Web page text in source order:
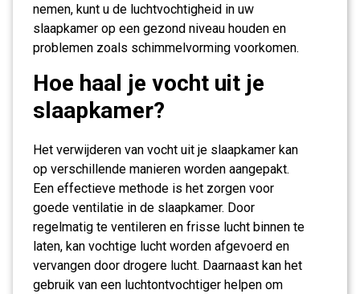
nemen, kunt u de luchtvochtigheid in uw
slaapkamer op een gezond niveau houden en
problemen zoals schimmelvorming voorkomen.
Hoe haal je vocht uit je
slaapkamer?
Het verwijderen van vocht uit je slaapkamer kan
op verschillende manieren worden aangepakt.
Een effectieve methode is het zorgen voor
goede ventilatie in de slaapkamer. Door
regelmatig te ventileren en frisse lucht binnen te
laten, kan vochtige lucht worden afgevoerd en
vervangen door drogere lucht. Daarnaast kan het
gebruik van een luchtontvochtiger helpen om